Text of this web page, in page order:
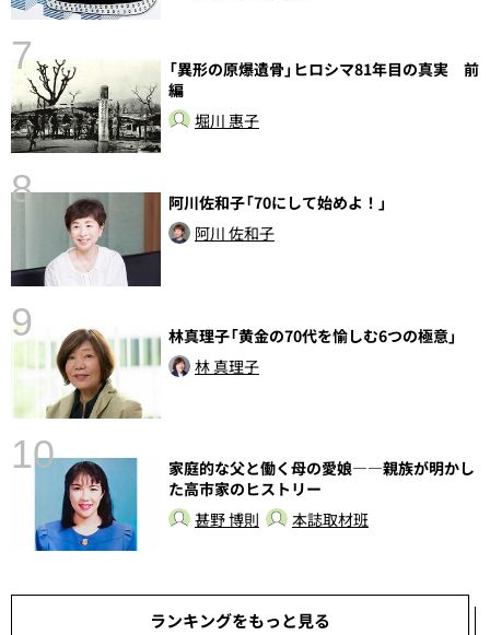
7
「異形の原爆遺骨」ヒロシマ81年目の真実 前
編
堀川 惠子
8
阿川佐和子「70にして始めよ！」
阿川 佐和子
9
林真理子「黄金の70代を愉しむ6つの極意」
林 真理子
10
家庭的な父と働く母の愛娘――親族が明かし
た高市家のヒストリー
甚野 博則
本誌取材班
ランキングをもっと見る